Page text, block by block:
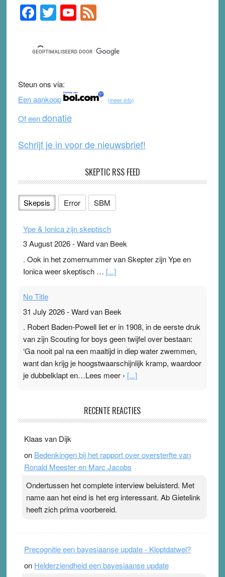
Primary
Sidebar
F
a
c
e
b
o
o
k
T
wi
tt
er
Y
o
u
T
b
e
F
e
d
Steun ons via:
Een aankoop
(meer info)
Of eendonatie
Schrijf je in voor de nieuwsbrief!
SKEPTIC RSS FEED
Skepsis Error SBM
Ype & Ionica zijn skeptisch
3 August 2026-Ward van Beek
. Ook in het zomernummer van Skepter zijn Ype en
Ionica weer skeptisch … [...]
No Title
31 July 2026-Ward van Beek
. Robert Baden-Powell liet er in 1908, in de eerste druk
van zijn Scouting for boys geen twijfel over bestaan:
‘Ga nooit pal na een maaltijd in diep water zwemmen,
want dan krijg je hoogstwaarschijnlijk kramp, waardoor
je dubbelklapt en…Lees meer › [...]
Ward van Beek
topsporters. Ze hopen ermee hun hartslag te verlagen
terwijl ze meer zuurstof opnemen. Daarop heeft zo’n
pleister geen effect. Maar het gevoel ‘makkelijker te
Pleisterplakkers in de topspsort ›[...]
RECENTE REACTIES
Klaas van Dijk
on Bedenkingen bij het rapport over oversterfte van
Ronald Meester en Marc Jacobs
Ondertussen het complete interview beluisterd. Met
name aan het eind is het erg interessant. Ab Gietelink
heeft zich prima voorbereid.
Precognitie een bayesiaanse update - Kloptdatwel?
on Helderziendheid een bayesiaanse update